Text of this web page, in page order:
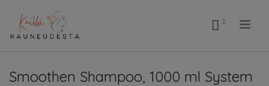
Smoothen Shampoo, 1000 ml System